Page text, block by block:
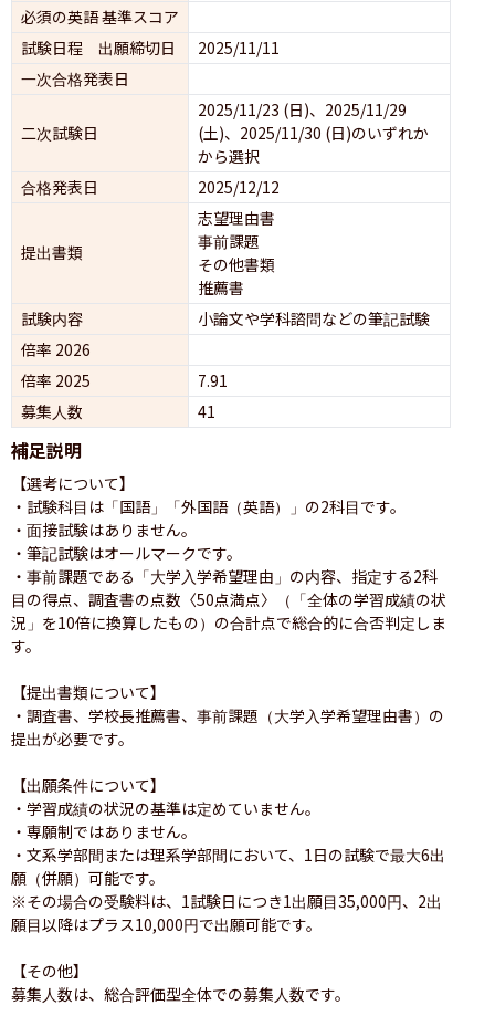
必須の英語 基準スコア
試験日程 出願締切日
2025/11/11
一次合格発表日
二次試験日
2025/11/23 (日)、2025/11/29
(土)、2025/11/30 (日)のいずれか
から選択
合格発表日
2025/12/12
提出書類
志望理由書
事前課題
その他書類
推薦書
試験内容
小論文や学科諮問などの筆記試験
倍率 2026
倍率 2025
7.91
募集人数
41
補足説明
【選考について】
・試験科目は「国語」「外国語（英語）」の2科目です。
・面接試験はありません。
・筆記試験はオールマークです。
・事前課題である「大学入学希望理由」の内容、指定する2科
目の得点、調査書の点数〈50点満点〉（「全体の学習成績の状
況」を10倍に換算したもの）の合計点で総合的に合否判定しま
す。
【提出書類について】
・調査書、学校長推薦書、事前課題（大学入学希望理由書）の
提出が必要です。
【出願条件について】
・学習成績の状況の基準は定めていません。
・専願制ではありません。
・文系学部間または理系学部間において、1日の試験で最大6出
願（併願）可能です。
※その場合の受験料は、1試験日につき1出願目35,000円、2出
願目以降はプラス10,000円で出願可能です。
【その他】
募集人数は、総合評価型全体での募集人数です。